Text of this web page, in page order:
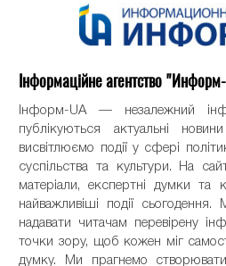
Інформаційне агентство
Інформ-UA — незалежний
публікуються актуальні
висвітлюємо події у сфері
суспільства та культури. На
матеріали, експертні думки та
найважливіші події
надавати читачам перевірену
точки зору, щоб кожен міг
думку. Ми прагнемо